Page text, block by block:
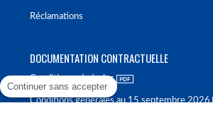
Réclamations
DOCUMENTATION CONTRACTUELLE
Conditions générales
Conditions générales au 15 septembre 2026
Continuer sans accepter